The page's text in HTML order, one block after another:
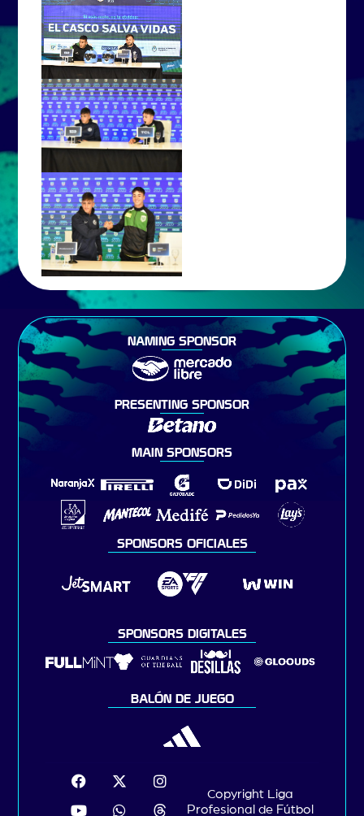
NAMING SPONSOR
PRESENTING SPONSOR
MAIN SPONSORS
SPONSORS OFICIALES
SPONSORS DIGITALES
BALÓN DE JUEGO
Copyright Liga
Profesional de Fútbol